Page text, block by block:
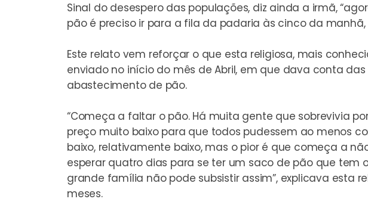
Sinal do desespero das populações, diz ainda a irmã,
pão é preciso ir para a fila da padaria às cinco da manhã,
Este relato vem reforçar o que esta religiosa, mais
enviado no início do mês de Abril, em que dava conta
abastecimento de pão.
“Começa a faltar o pão. Há muita gente que sobrevivia
preço muito baixo para que todos pudessem ao menos
baixo, relativamente baixo, mas o pior é que começa a
esperar quatro dias para se ter um saco de pão que tem
grande família não pode subsistir assim”, explicava esta
meses.